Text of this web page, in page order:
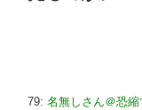
79: 名無しさん＠恐縮